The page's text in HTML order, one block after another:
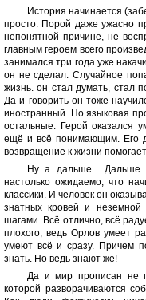
История начинается
просто. Порой даже ужасно
непонятной причине, не
главным героем всего
занимался три года уже
он не сделал. Случайное
жизнь. он стал думать, стал
Да и говорить он тоже
иностранный. Но языковая
остальные. Герой
ещё и всё понимающим. Его
возвращение к жизни
Ну а дальше... Дальше
настолько ожидаемо, что
классики. И человек он
знатных кровей и
шагами. Всё отлично, всё
плохого, ведь Орлов умеет
умеют всё и сразу. Причем
знать. Но ведь знают же!
Да и мир прописан не
которой разворачиваются